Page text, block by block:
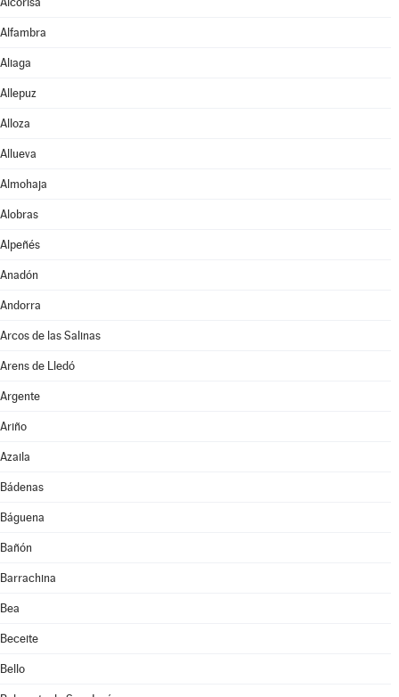
Alfambra
Aliaga
Allepuz
Alloza
Allueva
Almohaja
Alobras
Alpeñés
Anadón
Andorra
Arcos de las Salinas
Arens de Lledó
Argente
Ariño
Azaila
Bádenas
Báguena
Bañón
Barrachina
Bea
Beceite
Bello